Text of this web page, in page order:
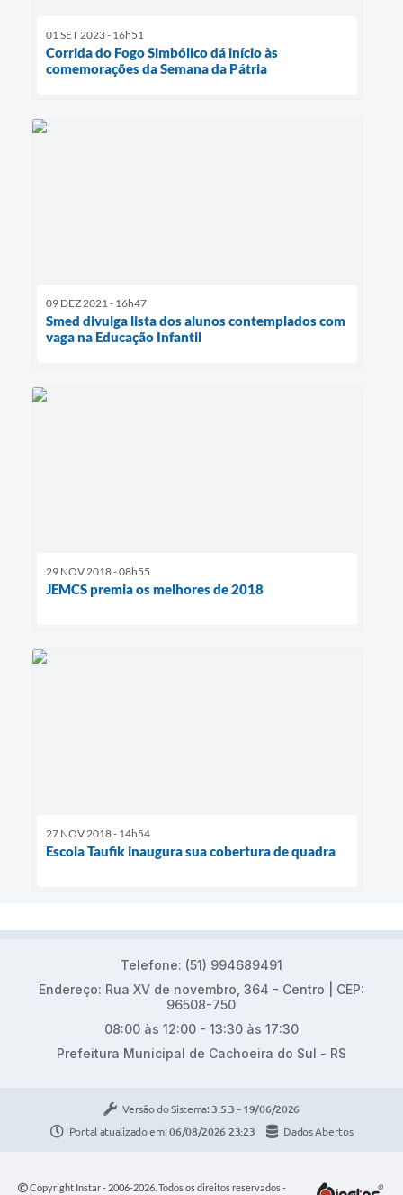
01 SET 2023 - 16h51
Corrida do Fogo Simbólico dá início às
comemorações da Semana da Pátria
09 DEZ 2021 - 16h47
Smed divulga lista dos alunos contemplados com
vaga na Educação Infantil
29 NOV 2018 - 08h55
JEMCS premia os melhores de 2018
27 NOV 2018 - 14h54
Escola Taufik inaugura sua cobertura de quadra
Telefone: (51) 994689491
Endereço: Rua XV de novembro, 364 - Centro | CEP:
96508-750
08:00 às 12:00 - 13:30 às 17:30
Prefeitura Municipal de Cachoeira do Sul - RS
Versão do Sistema: 3.5.3 - 19/06/2026
Portal atualizado em:06/08/2026 23:23 Dados Abertos
Copyright Instar - 2006-2026. Todos os direitos reservados -